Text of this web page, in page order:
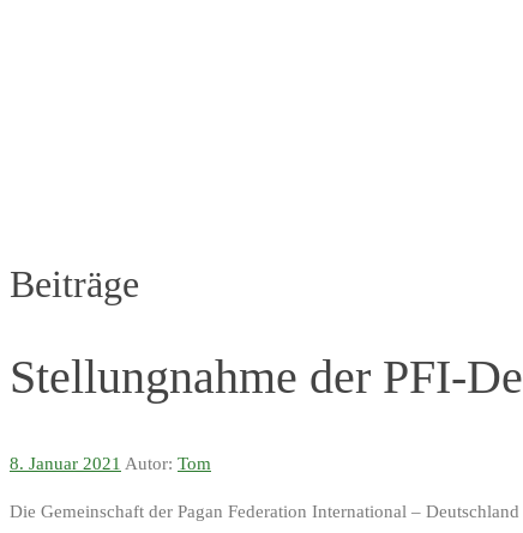
Beiträge
Stellungnahme der PFI-
8. Januar 2021 Autor: Tom
Die Gemeinschaft der Pagan Federation International –